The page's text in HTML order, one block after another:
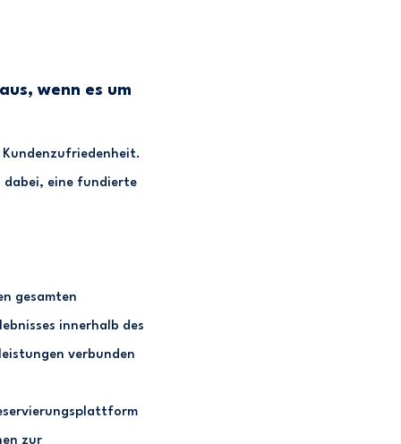
wenn es um
Kundenzufriedenheit.
dabei, eine fundierte
gesamten
innerhalb des
verbunden
zur